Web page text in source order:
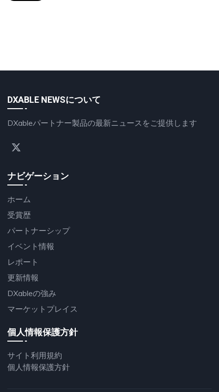
DXABLE NEWSについて
DXableパートナー製品の最新ニュースをご提供します
ナビゲーション
ホーム
受賞歴
パートナーシップ
イベント情報
レポート
更新情報
DXableの強み
マーケットプレイス
個人情報保護方針
サイト利用規約
個人情報保護方針